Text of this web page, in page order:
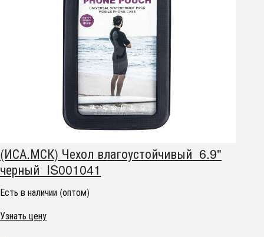
(ИСА.МСК) Чехол влагоустойчивый 6.9"
черный IS001041
Есть в наличии (оптом)
Узнать цену